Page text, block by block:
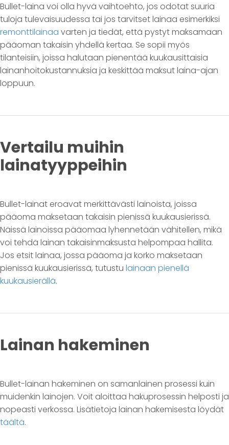
Bullet-laina voi olla hyvä vaihtoehto, jos odotat suuria
tuloja tulevaisuudessa tai jos tarvitset lainaa esimerkiksi
remonttilainaa varten ja tiedät, että pystyt maksamaan
pääoman takaisin yhdellä kertaa. Se sopii myös
tilanteisiin, joissa halutaan pienentää kuukausittaisia
lainanhoitokustannuksia ja keskittää maksut laina-ajan
loppuun.
Vertailu muihin
lainatyyppeihin
Bullet-lainat eroavat merkittävästi lainoista, joissa
pääoma maksetaan takaisin pienissä kuukausierissä.
Näissä lainoissa pääomaa lyhennetään vähitellen, mikä
voi tehdä lainan takaisinmaksusta helpompaa hallita.
Jos etsit lainaa, jossa pääoma ja korko maksetaan
pienissä kuukausierissä, tutustu lainaan pienellä
kuukausierällä.
Lainan hakeminen
Bullet-lainan hakeminen on samanlainen prosessi kuin
muidenkin lainojen. Voit aloittaa hakuprosessin helposti ja
nopeasti verkossa. Lisätietoja lainan hakemisesta löydät
täältä.